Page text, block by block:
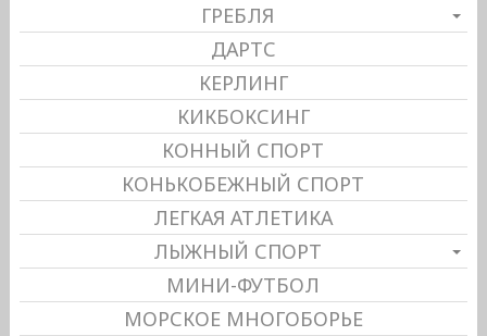
ГРЕБЛЯ
ДАРТС
КЕРЛИНГ
КИКБОКСИНГ
КОННЫЙ СПОРТ
КОНЬКОБЕЖНЫЙ СПОРТ
ЛЕГКАЯ АТЛЕТИКА
ЛЫЖНЫЙ СПОРТ
МИНИ-ФУТБОЛ
МОРСКОЕ МНОГОБОРЬЕ